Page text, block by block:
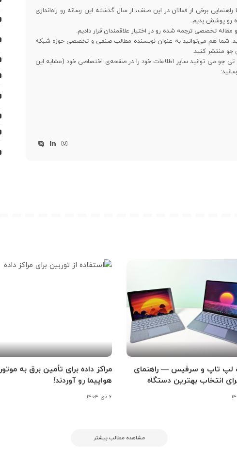
برخی از فعالان در این صنف، از سال گذشته این رسانه رو راه‌اندازی
رو پوشش بدیم.
شما هم می‌توانید به عنوان نویسنده مطالب صنفی و تخصصی حوزه شبکه
جو منتشر کنید.
تی جو می توانید سایر اطلاعات خود را در صفحه‌ی اختصاصی خود (مشابه این
لپ تاپ و سرفیس — راهنمای
انتخاب بهترین دستگاه
مراکز داده برای تأمین برق به موتور
هواپیما رو آوردند!
۶ دی ۱۴۰۴
مشاهده مطالب بیشتر